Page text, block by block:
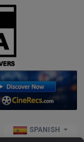
SPANISH